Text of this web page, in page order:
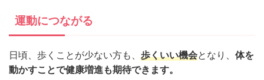
運動につながる
日頃、歩くことが少ない方も、 歩くいい機会となり、 体を
動かすことで健康増進も期待できます。